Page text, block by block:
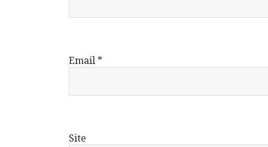
Email *
Site